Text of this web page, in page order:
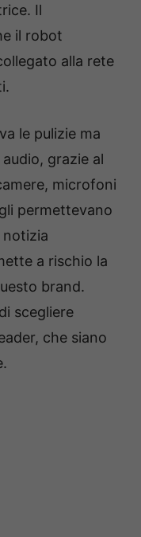
Il
il robot
alla rete
le pulizie ma
grazie al
microfoni
permettevano
a rischio la
brand.
scegliere
che siano